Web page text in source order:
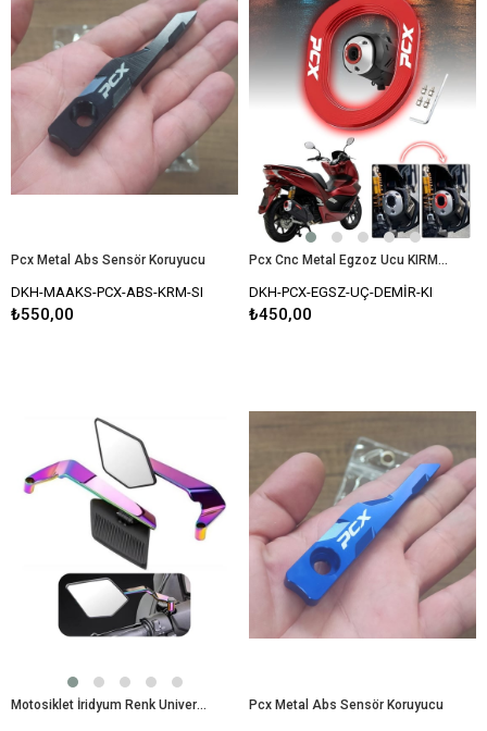
Pcx Metal Abs Sensör Koruyucu
DKH-MAAKS-PCX-ABS-KRM-SI
₺550,00
Pcx Cnc Metal Egzoz Ucu KIRMIZI
DKH-PCX-EGSZ-UÇ-DEMİR-KI
₺450,00
Motosiklet İridyum Renk Universal Katlanır Ayna Seti Rüzgar Kanatlı Modifiye Renkli Motosiklet Ayna Pcx Metal Abs Sensör Koruyucu